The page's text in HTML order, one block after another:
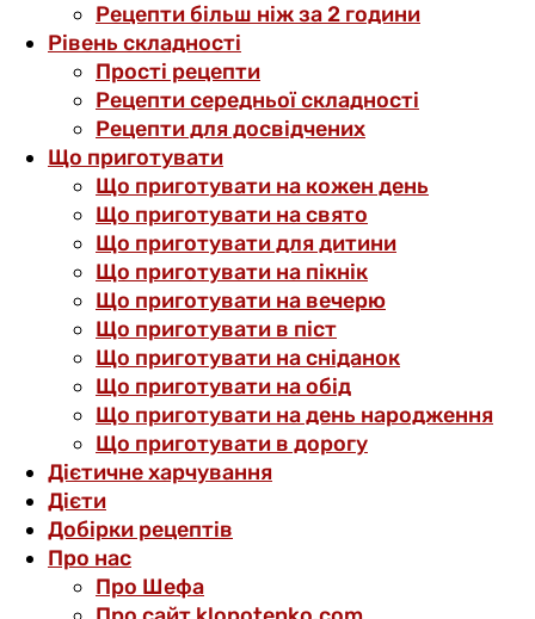
Рецепти більш ніж за 2 години
Рівень складності
Прості рецепти
Рецепти середньої складності
Рецепти для досвідчених
Що приготувати
Що приготувати на кожен день
Що приготувати на свято
Що приготувати для дитини
Що приготувати на пікнік
Що приготувати на вечерю
Що приготувати в піст
Що приготувати на сніданок
Що приготувати на обід
Що приготувати на день народження
Що приготувати в дорогу
Дієтичне харчування
Дієти
Добірки рецептів
Про нас
Про Шефа